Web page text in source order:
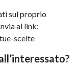
sul proprio
al link:
scelte